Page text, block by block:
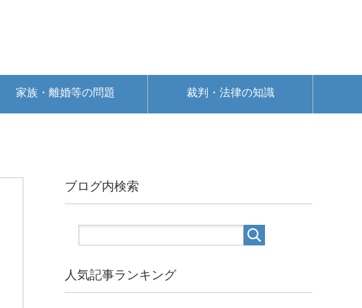
家族・離婚等の問題 裁判・法律の知識
ブログ内検索
人気記事ランキング